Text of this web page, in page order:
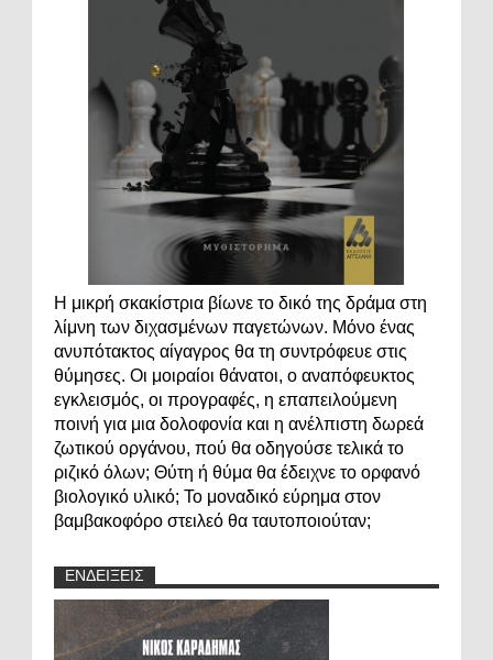
Η μικρή σκακίστρια βίωνε το δικό της δράμα στη
λίμνη των διχασμένων παγετώνων. Μόνο ένας
ανυπότακτος αίγαγρος θα τη συντρόφευε στις
θύμησες. Οι μοιραίοι θάνατοι, ο αναπόφευκτος
εγκλεισμός, οι προγραφές, η επαπειλούμενη
ποινή για μια δολοφονία και η ανέλπιστη δωρεά
ζωτικού οργάνου, πού θα οδηγούσε τελικά το
ριζικό όλων; Θύτη ή θύμα θα έδειχνε το ορφανό
βιολογικό υλικό; Το μοναδικό εύρημα στον
βαμβακοφόρο στειλεό θα ταυτοποιούταν;
ΕΝΔΕΙΞΕΙΣ